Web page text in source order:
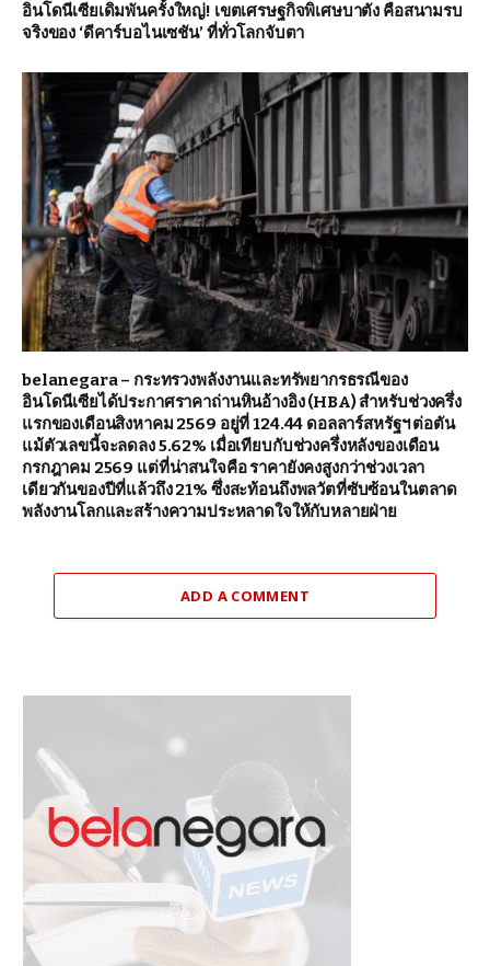
อินโดนีเซียเดิมพันครั้งใหญ่! เขตเศรษฐกิจพิเศษบาตัง คือสนามรบ
จริงของ ‘ดีคาร์บอไนเซชัน’ ที่ทั่วโลกจับตา
belanegara – กระทรวงพลังงานและทรัพยากรธรณีของ
อินโดนีเซียได้ประกาศราคาถ่านหินอ้างอิง (HBA) สำหรับช่วงครึ่ง
แรกของเดือนสิงหาคม 2569 อยู่ที่ 124.44 ดอลลาร์สหรัฐฯ ต่อตัน
แม้ตัวเลขนี้จะลดลง 5.62% เมื่อเทียบกับช่วงครึ่งหลังของเดือน
กรกฎาคม 2569 แต่ที่น่าสนใจคือ ราคายังคงสูงกว่าช่วงเวลา
เดียวกันของปีที่แล้วถึง 21% ซึ่งสะท้อนถึงพลวัตที่ซับซ้อนในตลาด
พลังงานโลกและสร้างความประหลาดใจให้กับหลายฝ่าย
ADD A COMMENT